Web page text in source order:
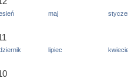
maj
lipiec